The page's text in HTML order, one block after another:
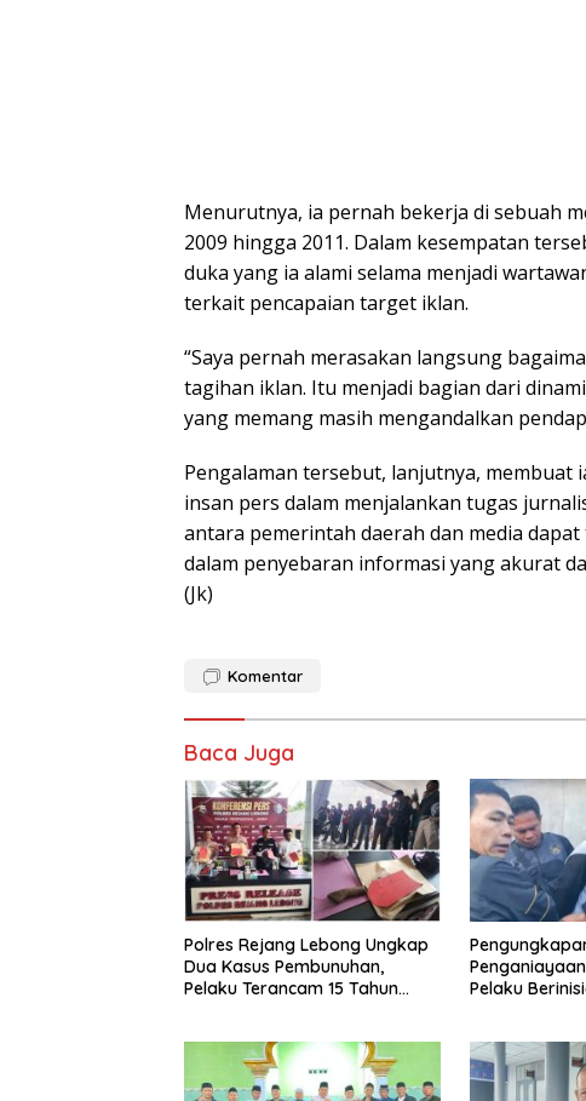
Menurutnya, ia pernah bekerja di sebuah
2009 hingga 2011. Dalam kesempatan
duka yang ia alami selama menjadi
terkait pencapaian target iklan.
“Saya pernah merasakan langsung
tagihan iklan. Itu menjadi bagian dari
yang memang masih mengandalkan
Pengalaman tersebut, lanjutnya, membuat
insan pers dalam menjalankan tugas
antara pemerintah daerah dan media
dalam penyebaran informasi yang akurat
(Jk)
Komentar
Baca Juga
Polres Rejang Lebong Ungkap
Dua Kasus Pembunuhan,
Pelaku Terancam 15 Tahun
Pelaku